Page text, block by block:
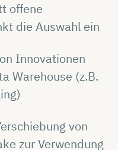
offene
die Auswahl ein
Innovationen
Warehouse (z.B.
von
zur Verwendung